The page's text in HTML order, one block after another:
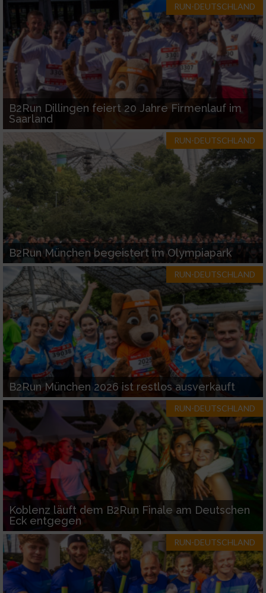
RUN-DEUTSCHLAND
B2Run Dillingen feiert 20 Jahre Firmenlauf im
Saarland
RUN-DEUTSCHLAND
B2Run München begeistert im Olympiapark
RUN-DEUTSCHLAND
B2Run München 2026 ist restlos ausverkauft
RUN-DEUTSCHLAND
Koblenz läuft dem B2Run Finale am Deutschen
Eck entgegen
RUN-DEUTSCHLAND
Nicht-IAB-Verarbeitungszwecke:
Notwendig
Performance
Funktional
Werbung